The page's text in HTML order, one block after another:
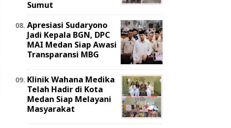
Sumut
Apresiasi Sudaryono
Jadi Kepala BGN, DPC
MAI Medan Siap Awasi
Transparansi MBG
Klinik Wahana Medika
Telah Hadir di Kota
Medan Siap Melayani
Masyarakat